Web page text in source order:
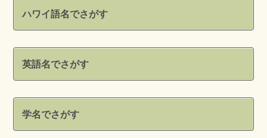
ハワイ語名でさがす
英語名でさがす
学名でさがす